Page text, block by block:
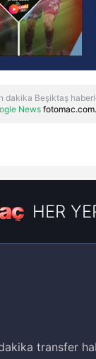
dakika Beşiktaş
News
HER
transfer